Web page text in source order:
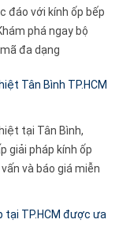
đáo với kính ốp bếp
phá ngay bộ
đa dạng
Tân Bình TP.HCM
tại Tân Bình,
giải pháp kính ốp
và báo giá miễn
tại TP.HCM được ưa